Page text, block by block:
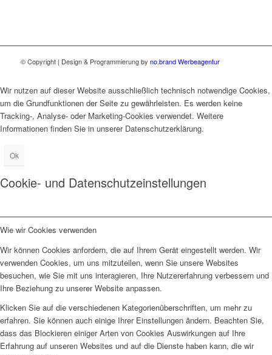
© Copyright | Design & Programmierung by no.brand Werbeagentur
Wir nutzen auf dieser Website ausschließlich technisch notwendige Cookies,
um die Grundfunktionen der Seite zu gewährleisten. Es werden keine
Tracking-, Analyse- oder Marketing-Cookies verwendet. Weitere
Informationen finden Sie in unserer Datenschutzerklärung.
Ok
Cookie- und Datenschutzeinstellungen
Wie wir Cookies verwenden
Wir können Cookies anfordern, die auf Ihrem Gerät eingestellt werden. Wir
verwenden Cookies, um uns mitzuteilen, wenn Sie unsere Websites
besuchen, wie Sie mit uns interagieren, Ihre Nutzererfahrung verbessern und
Ihre Beziehung zu unserer Website anpassen.
Klicken Sie auf die verschiedenen Kategorienüberschriften, um mehr zu
erfahren. Sie können auch einige Ihrer Einstellungen ändern. Beachten Sie,
dass das Blockieren einiger Arten von Cookies Auswirkungen auf Ihre
Erfahrung auf unseren Websites und auf die Dienste haben kann, die wir